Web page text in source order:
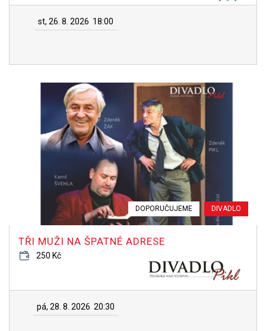
st, 26. 8. 2026 18:00
DOPORUČUJEME DIVADLO
TŘI MUŽI NA ŠPATNÉ ADRESE
250 Kč
pá, 28. 8. 2026 20:30